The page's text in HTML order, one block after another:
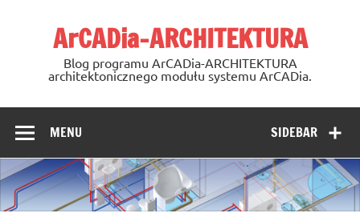
ArCADia-ARCHITEKTURA
Blog programu ArCADia-ARCHITEKTURA
architektonicznego modułu systemu ArCADia.
SIDEBAR
MENU